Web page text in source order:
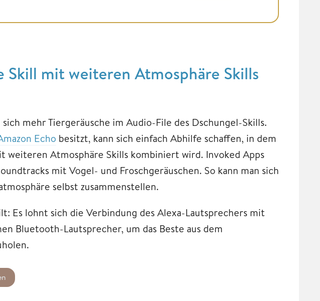
Skill mit weiteren Atmosphäre Skills
mehr Tiergeräusche im Audio-File des Dschungel-Skills.
Echo besitzt, kann sich einfach Abhilfe schaffen, in dem
weiteren Atmosphäre Skills kombiniert wird. Invoked Apps
mit Vogel- und Froschgeräuschen. So kann man sich
selbst zusammenstellen.
Es lohnt sich die Verbindung des Alexa-Lautsprechers mit
Bluetooth-Lautsprecher, um das Beste aus dem